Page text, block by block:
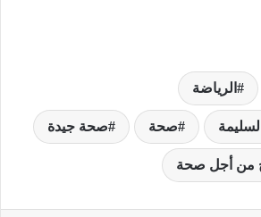
الرياضة
صحة صحة جيدة
من أجل صحة